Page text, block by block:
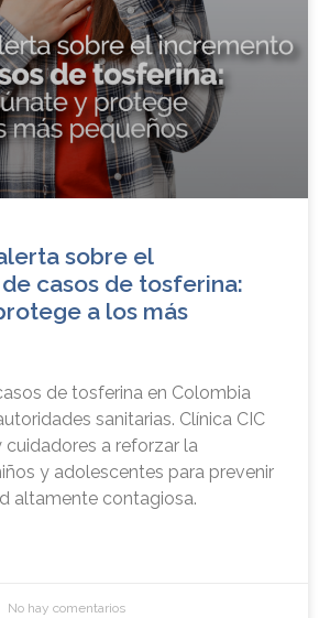
sobre el
casos de tosferina:
a los más
de tosferina en Colombia
sanitarias. Clínica CIC
cuidadores a reforzar la
y adolescentes para prevenir
altamente contagiosa.
No hay comentarios